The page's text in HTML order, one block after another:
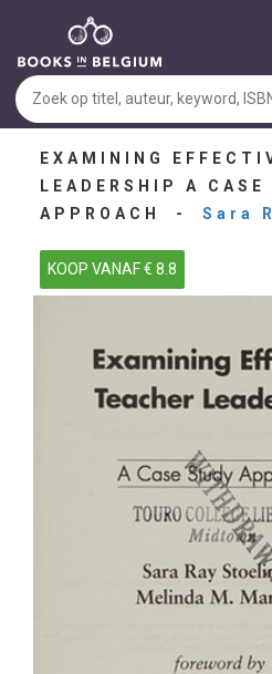
EXAMINING
LEADERSHIP A CASE
APPROACH - Sara
KOOP VANAF € 8.8